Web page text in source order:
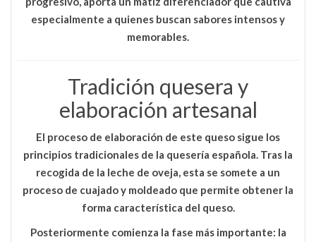
especialmente a quienes buscan sabores intensos y
memorables.
Tradición quesera y
elaboración artesanal
El proceso de elaboración de este queso sigue los
principios tradicionales de la quesería española. Tras la
recogida de la leche de oveja, esta se somete a un
proceso de cuajado y moldeado que permite obtener la
forma característica del queso.
Posteriormente comienza la fase más importante: la